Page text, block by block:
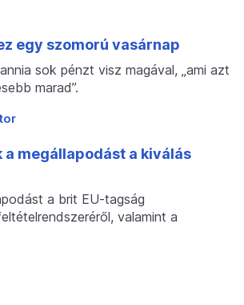
egy szomorú vasárnap
sok pénzt visz magával, „ami azt
marad”.
a megállapodást a kiválás
a brit EU-tagság
valamint a